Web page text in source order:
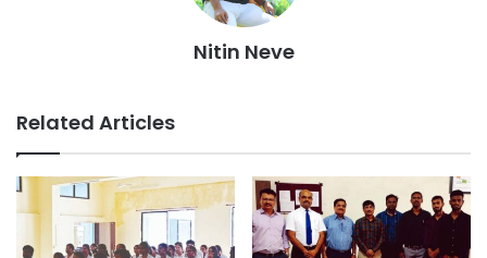
Nitin Neve
Related Articles